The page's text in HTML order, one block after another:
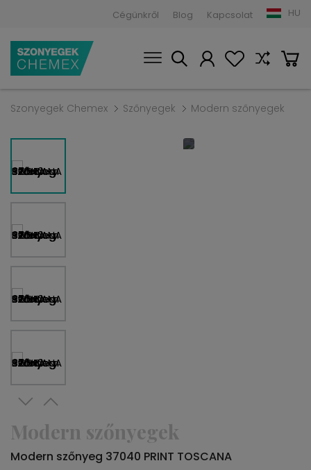
Cégünkről Blog Kapcsolat HU
Szonyegek Chemex Szőnyegek Modern szőnyegek
Modern szőnyegek
Modern szőnyeg 37040 PRINT TOSCANA